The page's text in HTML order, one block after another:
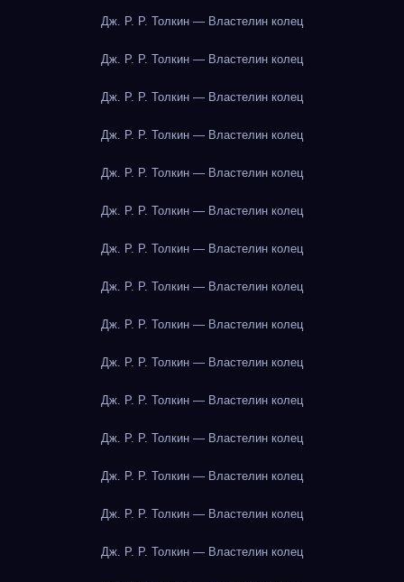
Дж. Р. Р. Толкин — Властелин колец
Дж. Р. Р. Толкин — Властелин колец
Дж. Р. Р. Толкин — Властелин колец
Дж. Р. Р. Толкин — Властелин колец
Дж. Р. Р. Толкин — Властелин колец
Дж. Р. Р. Толкин — Властелин колец
Дж. Р. Р. Толкин — Властелин колец
Дж. Р. Р. Толкин — Властелин колец
Дж. Р. Р. Толкин — Властелин колец
Дж. Р. Р. Толкин — Властелин колец
Дж. Р. Р. Толкин — Властелин колец
Дж. Р. Р. Толкин — Властелин колец
Дж. Р. Р. Толкин — Властелин колец
Дж. Р. Р. Толкин — Властелин колец
Дж. Р. Р. Толкин — Властелин колец